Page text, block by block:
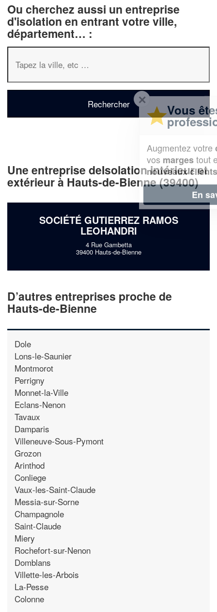
Ou cherchez aussi un entreprise
d'isolation en entrant votre ville,
département… :
Une entreprise deIsolation intérieur et
extérieur à Hauts-de-Bienne (39400)
SOCIÉTÉ GUTIERREZ RAMOS
LEOHANDRI
4 Rue Gambetta
39400 Hauts-de-Bienne
D’autres entreprises proche de
Hauts-de-Bienne
Dole
Lons-le-Saunier
Montmorot
Perrigny
Monnet-la-Ville
Eclans-Nenon
Tavaux
Damparis
Villeneuve-Sous-Pymont
Grozon
Arinthod
Conliege
Vaux-les-Saint-Claude
Messia-sur-Sorne
Champagnole
Saint-Claude
Miery
Rochefort-sur-Nenon
Domblans
Villette-les-Arbois
La-Pesse
Colonne
Vous êtes un
professionnel ?
chiffre d'affaireset
tout en gagnant de
nouveaux clients!